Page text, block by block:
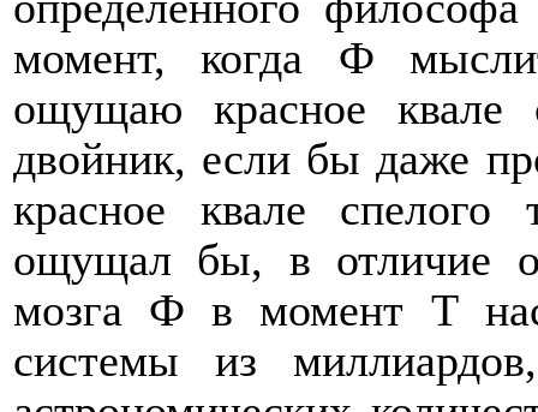
момент, когда Ф
ощущаю красное квале
двойник, если бы даже
красное квале
ощущал бы, в отличие
мозга Ф в момент Т
системы из